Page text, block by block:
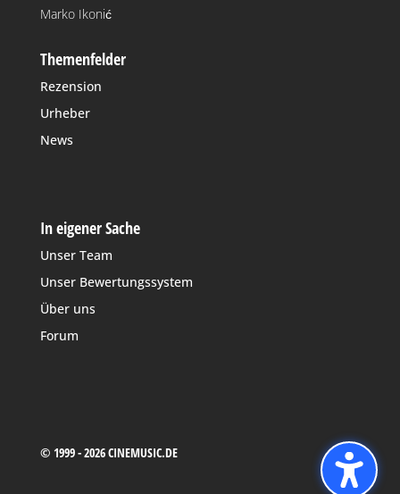
Marko Ikonić
Themenfelder
Rezension
Urheber
News
In eigener Sache
Unser Team
Unser Bewertungssystem
Über uns
Forum
© 1999 - 2026 CINEMUSIC.DE